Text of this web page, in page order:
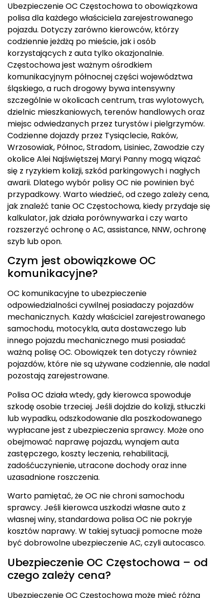
Ubezpieczenie OC Częstochowa to obowiązkowa
polisa dla każdego właściciela zarejestrowanego
pojazdu. Dotyczy zarówno kierowców, którzy
codziennie jeżdżą po mieście, jak i osób
korzystających z auta tylko okazjonalnie.
Częstochowa jest ważnym ośrodkiem
komunikacyjnym północnej części województwa
śląskiego, a ruch drogowy bywa intensywny
szczególnie w okolicach centrum, tras wylotowych,
dzielnic mieszkaniowych, terenów handlowych oraz
miejsc odwiedzanych przez turystów i pielgrzymów.
Codzienne dojazdy przez Tysiąclecie, Raków,
Wrzosowiak, Północ, Stradom, Lisiniec, Zawodzie czy
okolice Alei Najświętszej Maryi Panny mogą wiązać
się z ryzykiem kolizji, szkód parkingowych i nagłych
awarii. Dlatego wybór polisy OC nie powinien być
przypadkowy. Warto wiedzieć, od czego zależy cena,
jak znaleźć tanie OC Częstochowa, kiedy przydaje się
kalkulator, jak działa porównywarka i czy warto
rozszerzyć ochronę o AC, assistance, NNW, ochronę
szyb lub opon.
Czym jest obowiązkowe OC
komunikacyjne?
OC komunikacyjne to ubezpieczenie
odpowiedzialności cywilnej posiadaczy pojazdów
mechanicznych. Każdy właściciel zarejestrowanego
samochodu, motocykla, auta dostawczego lub
innego pojazdu mechanicznego musi posiadać
ważną polisę OC. Obowiązek ten dotyczy również
pojazdów, które nie są używane codziennie, ale nadal
pozostają zarejestrowane.
Polisa OC działa wtedy, gdy kierowca spowoduje
szkodę osobie trzeciej. Jeśli dojdzie do kolizji, stłuczki
lub wypadku, odszkodowanie dla poszkodowanego
wypłacane jest z ubezpieczenia sprawcy. Może ono
obejmować naprawę pojazdu, wynajem auta
zastępczego, koszty leczenia, rehabilitacji,
zadośćuczynienie, utracone dochody oraz inne
uzasadnione roszczenia.
Warto pamiętać, że OC nie chroni samochodu
sprawcy. Jeśli kierowca uszkodzi własne auto z
własnej winy, standardowa polisa OC nie pokryje
kosztów naprawy. W takiej sytuacji pomocne może
być dobrowolne ubezpieczenie AC, czyli autocasco.
Ubezpieczenie OC Częstochowa – od
czego zależy cena?
Ubezpieczenie OC Częstochowa może mieć różną